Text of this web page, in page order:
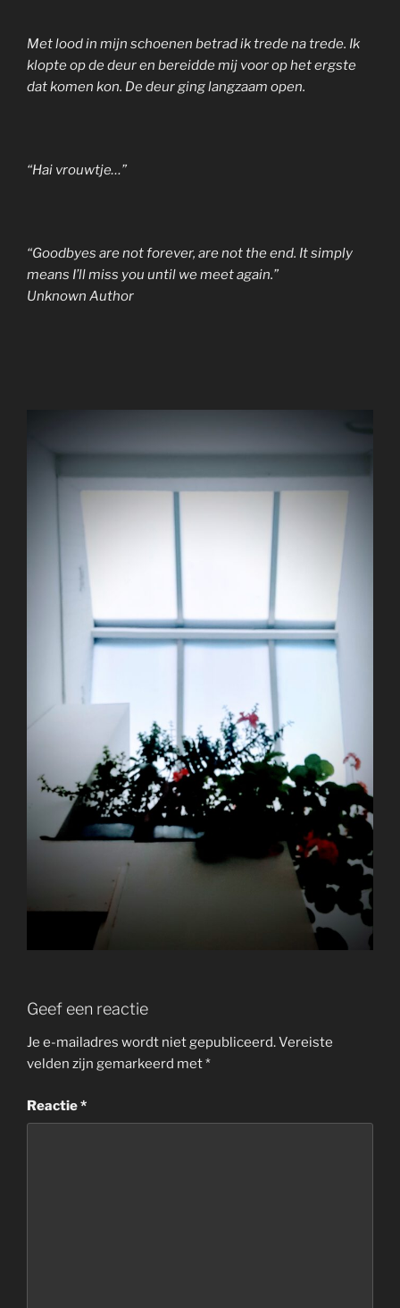
Met lood in mijn schoenen betrad ik trede na trede. Ik
klopte op de deur en bereidde mij voor op het ergste
dat komen kon. De deur ging langzaam open.
“Hai vrouwtje…”
“Goodbyes are not forever, are not the end. It simply
means I’ll miss you until we meet again.”
Unknown Author
Geef een reactie
Je e-mailadres wordt niet gepubliceerd.Vereiste
velden zijn gemarkeerd met*
Reactie*